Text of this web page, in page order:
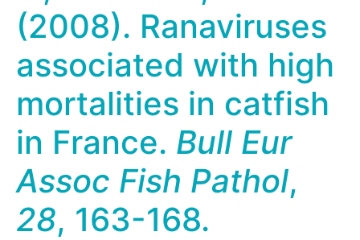
(2008). Ranaviruses
associated with high
mortalities in catfish
in France. Bull Eur
Assoc Fish Pathol,
28, 163-168.